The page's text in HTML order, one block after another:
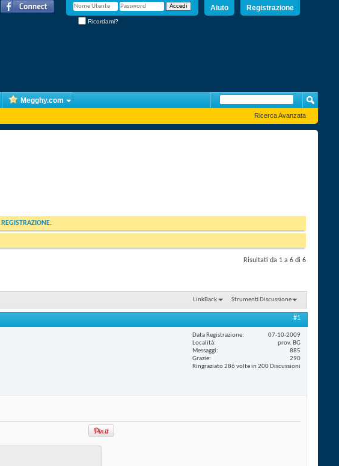
Registrazione
Aiuto
Ricordami?
Megghy.com
Ricerca Avanzata
REGISTRAZIONE.
Risultati da 1 a 6 di 6
LinkBack Strumenti Discussione
#1
Data Registrazione
07-10-2009
Località
prov. BG
Messaggi
885
Grazie
290
Ringraziato 286 volte in 200 Discussioni